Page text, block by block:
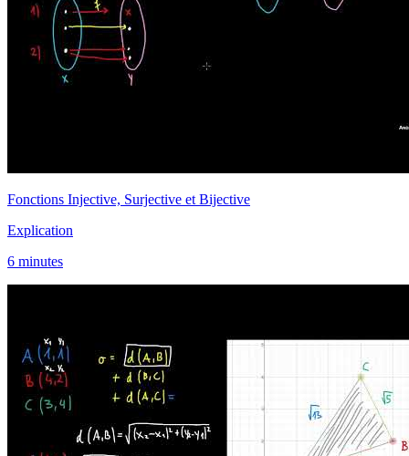
Fonctions Injective, Surjective et Bijective
Explication
6 minutes